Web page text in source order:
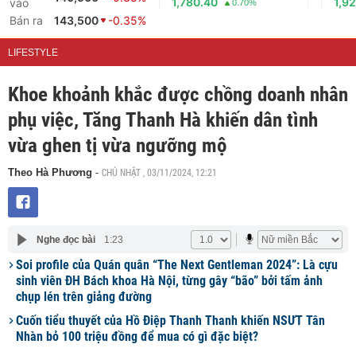
vào
Bán ra
143,500 -0.35%
0.70%
LIFESTYLE
Khoe khoảnh khắc được chồng doanh nhân
phụ việc, Tăng Thanh Hà khiến dân tình
vừa ghen tị vừa ngưỡng mộ
Theo Hà Phương - CHỦ NHẬT , 03/11/2024, 12:21
Nghe đọc bài 1:23
Soi profile của Quán quân “The Next Gentleman 2024”: Là cựu
sinh viên ĐH Bách khoa Hà Nội, từng gây “bão” bởi tấm ảnh
chụp lén trên giảng đường
Cuốn tiểu thuyết của Hồ Điệp Thanh Thanh khiến NSƯT Tân
Nhàn bỏ 100 triệu đồng để mua có gì đặc biệt?